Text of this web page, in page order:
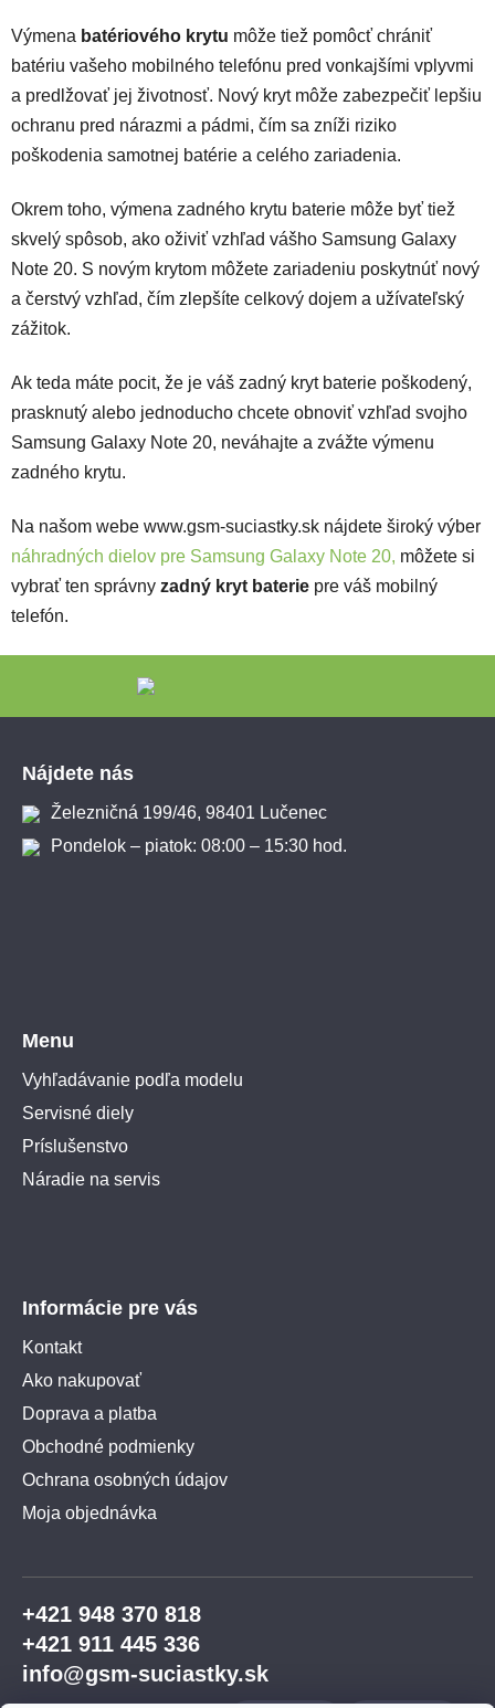
Výmena batériového krytu môže tiež pomôcť chrániť
batériu vašeho mobilného telefónu pred vonkajšími vplyvmi
a predlžovať jej životnosť. Nový kryt môže zabezpečiť lepšiu
ochranu pred nárazmi a pádmi, čím sa zníži riziko
poškodenia samotnej batérie a celého zariadenia.
Okrem toho, výmena zadného krytu baterie môže byť tiež
skvelý spôsob, ako oživiť vzhľad vášho Samsung Galaxy
Note 20. S novým krytom môžete zariadeniu poskytnúť nový
a čerstvý vzhľad, čím zlepšíte celkový dojem a užívateľský
zážitok.
Ak teda máte pocit, že je váš zadný kryt baterie poškodený,
prasknutý alebo jednoducho chcete obnoviť vzhľad svojho
Samsung Galaxy Note 20, neváhajte a zvážte výmenu
zadného krytu.
Na našom webe www.gsm-suciastky.sk nájdete široký výber
náhradných dielov pre Samsung Galaxy Note 20, môžete si
vybrať ten správny zadný kryt baterie pre váš mobilný
telefón.
Nájdete nás
Železničná 199/46, 98401 Lučenec
Pondelok – piatok: 08:00 – 15:30 hod.
Menu
Vyhľadávanie podľa modelu
Servisné diely
Príslušenstvo
Náradie na servis
Informácie pre vás
Kontakt
Ako nakupovať
Doprava a platba
Obchodné podmienky
Ochrana osobných údajov
Moja objednávka
+421 948 370 818
+421 911 445 336
info@gsm-suciastky.sk